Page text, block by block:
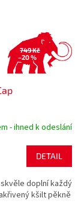
749 Kč
–20 %
- ihned k odeslání
DETAIL
doplní každý
kšilt pěkně